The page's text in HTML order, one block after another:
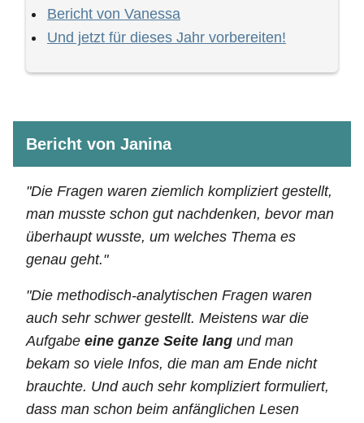
Bericht von Vanessa
Und jetzt für dieses Jahr vorbereiten!
Bericht von Janina
"Die Fragen waren ziemlich kompliziert gestellt,
man musste schon gut nachdenken, bevor man
überhaupt wusste, um welches Thema es
genau geht."
"Die methodisch-analytischen Fragen waren
auch sehr schwer gestellt. Meistens war die
Aufgabe eine ganze Seite lang und man
bekam so viele Infos, die man am Ende nicht
brauchte. Und auch sehr kompliziert formuliert,
dass man schon beim anfänglichen Lesen